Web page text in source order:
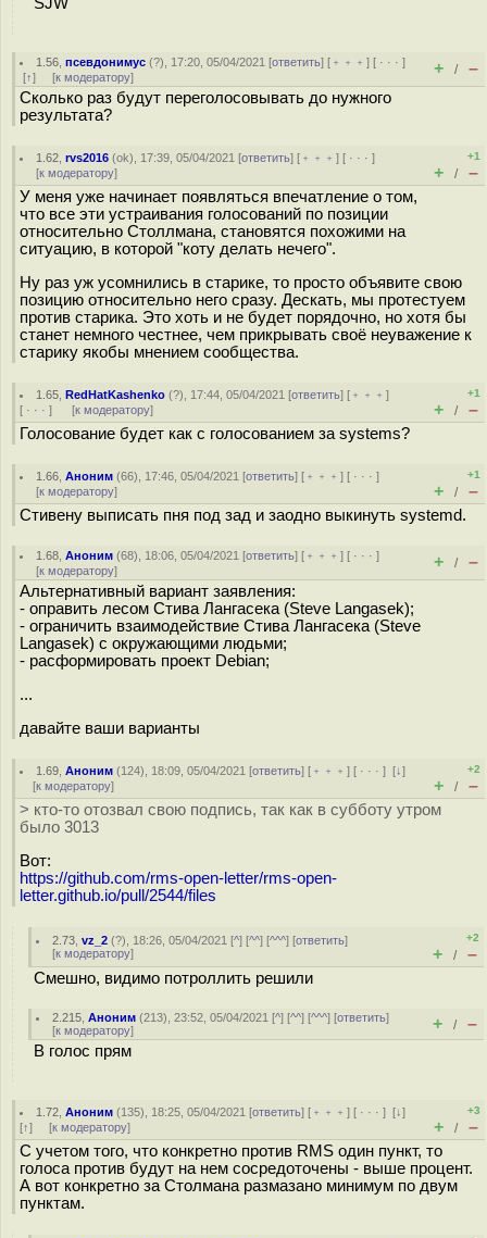
1.56 ,псевдонимус (?), 17:20, 05/04/2021 [ответить] [ ﹢﹢﹢] [ · · ·]
[↑] [к модератору] + / –
Сколько раз будут переголосовывать до нужного
результата?
1.62 ,rvs2016 (ok), 17:39, 05/04/2021 [ответить] [ ﹢﹢﹢] [ · · ·]
[к модератору]
+1
+ / –
У меня уже начинает появляться впечатление о том,
что все эти устраивания голосований по позиции
относительно Столлмана, становятся похожими на
ситуацию, в которой "коту делать нечего".
Ну раз уж усомнились в старике, то просто объявите свою
позицию относительно него сразу. Дескать, мы протестуем
против старика. Это хоть и не будет порядочно, но хотя бы
станет немного честнее, чем прикрывать своё неуважение к
старику якобы мнением сообщества.
1.65 ,RedHatKashenko (?), 17:44, 05/04/2021 [ответить] [ ﹢﹢﹢]
[ · · · ] [к модератору]
+1
+ / –
Голосование будет как с голосованием за systems?
1.66 ,Аноним (66), 17:46, 05/04/2021 [ответить] [ ﹢﹢﹢] [ · · ·]
[к модератору]
+1
+ / –
Стивену выписать пня под зад и заодно выкинуть systemd.
1.68 ,Аноним (68), 18:06, 05/04/2021 [ответить] [ ﹢﹢﹢] [ · · ·]
[к модератору] + / –
Альтернативный вариант заявления:
- оправить лесом Стива Лангасека (Steve Langasek);
- ограничить взаимодействие Стива Лангасека (Steve
Langasek) с окружающими людьми;
- расформировать проект Debian;
...
давайте ваши варианты
1.69 ,Аноним (124), 18:09, 05/04/2021 [ответить] [ ﹢﹢﹢] [ · · ·][↓]
[к модератору]
+2
+ / –
> кто-то отозвал свою подпись, так как в субботу утром
было 3013
Вот:
https://github.com/rms-open-letter/rms-open-
letter.github.io/pull/2544/files
2.73 ,vz_2 (?), 18:26, 05/04/2021 [^] [^^] [^^^] [ответить]
[к модератору]
+2
+ / –
Смешно, видимо потроллить решили
2.215 ,Аноним (213), 23:52, 05/04/2021 [^] [^^] [^^^] [ответить]
[к модератору] + / –
В голос прям
1.72 ,Аноним (135), 18:25, 05/04/2021 [ответить] [ ﹢﹢﹢] [ · · ·][↓]
[↑] [к модератору]
+3
+ / –
С учетом того, что конкретно против RMS один пункт, то
голоса против будут на нем сосредоточены - выше процент.
А вот конкретно за Столмана размазано минимум по двум
пунктам.